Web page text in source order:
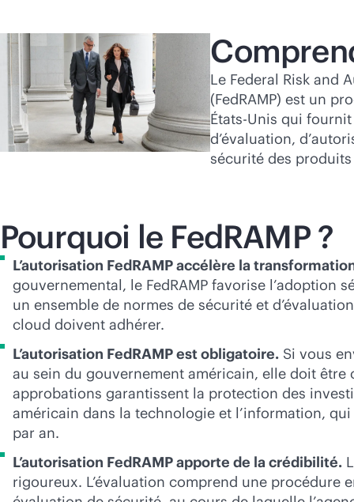
Le Federal Risk and
(FedRAMP) est un
États-Unis qui
d’évaluation,
sécurité des
Pourquoi le FedRAMP ?
L’autorisation FedRAMP accélère la
gouvernemental, le FedRAMP favorise l’adoption
un ensemble de normes de sécurité et
cloud doivent adhérer.
L’autorisation FedRAMP est obligatoire. Si vous
au sein du gouvernement américain, elle doit être
approbations garantissent la protection des
américain dans la technologie et l’information,
par an.
L’autorisation FedRAMP apporte de la crédibilité.
rigoureux. L’évaluation comprend une procédure